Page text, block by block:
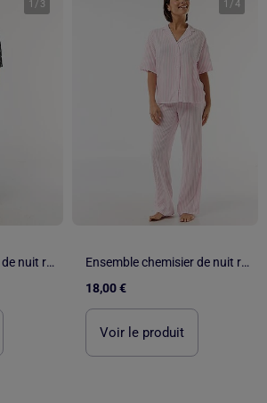
1 / 3
Ensemble chemisier de nuit rayé
1 /4
Ensemble chemisier de nuit rayé
18,00 €
Voir le produit